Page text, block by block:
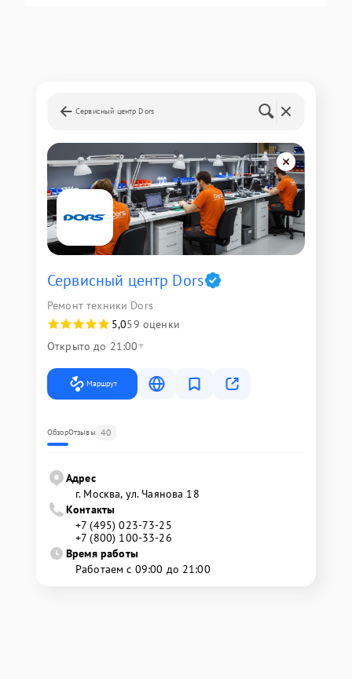
Сервисный центр Dors
Сервисный центр Dors
Ремонт техники Dors
5,059 оценки
Открыто до 21:00
Маршрут
ОбзорОтзывы 40
Адрес
г. Москва, ул. Чаянова 18
Контакты
+7 (495) 023-73-25
+7 (800) 100-33-26
Время работы
Работаем с 09:00 до 21:00